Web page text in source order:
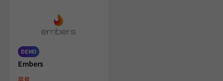
DEMO
Product
Embers